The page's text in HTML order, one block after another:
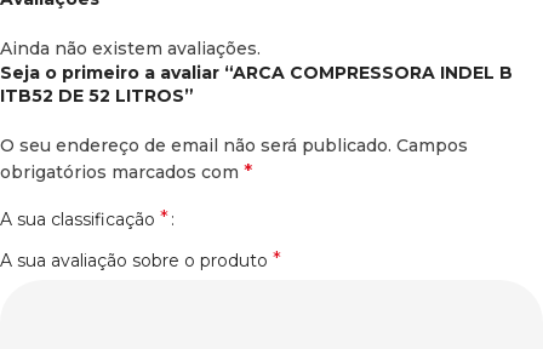
Ainda não existem avaliações.
Seja o primeiro a avaliar “ARCA COMPRESSORA INDEL B
ITB52 DE 52 LITROS”
O seu endereço de email não será publicado. Campos
obrigatórios marcados com *
A sua classificação *
A sua avaliação sobre o produto *